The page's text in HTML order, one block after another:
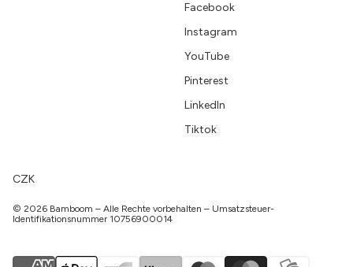
Facebook
Instagram
YouTube
Pinterest
LinkedIn
Tiktok
CZK
© 2026 Bamboom – Alle Rechte vorbehalten – Umsatzsteuer-
Identifikationsnummer 10756900014